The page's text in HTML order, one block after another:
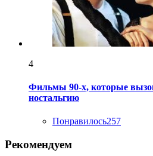
4
Фильмы 90-х, которые
ностальгию
Понравилось257
Рекомендуем